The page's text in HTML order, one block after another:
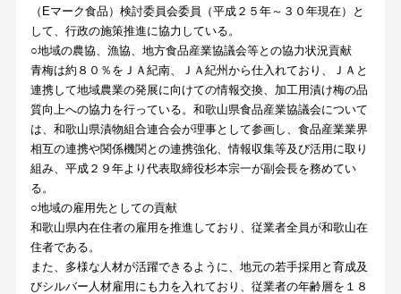
（Eマーク食品）検討委員会委員（平成２５年～３０年現在）と
して、行政の施策推進に協力している。
○地域の農協、漁協、地方食品産業協議会等との協力状況貢献
青梅は約８０％をＪＡ紀南、ＪＡ紀州から仕入れており、ＪＡと
連携して地域農業の発展に向けての情報交換、加工用漬け梅の品
質向上への協力を行っている。和歌山県食品産業協議会について
は、和歌山県漬物組合連合会が理事として参画し、食品産業業界
相互の連携や関係機関との連携強化、情報収集等及び活用に取り
組み、平成２９年より代表取締役杉本宗一が副会長を務めてい
る。
○地域の雇用先としての貢献
和歌山県内在住者の雇用を推進しており、従業者全員が和歌山在
住者である。
また、多様な人材が活躍できるように、地元の若手採用と育成及
びシルバー人材雇用にも力を入れており、従業者の年齢層を１８